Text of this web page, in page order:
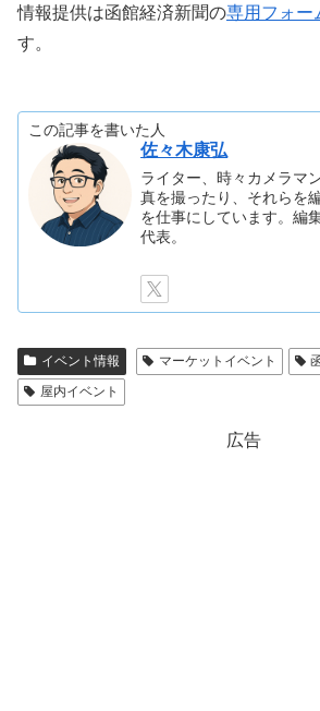
情報提供は函館経済新聞の専用フォー
す。
この記事を書いた人
佐々木康弘
ライター、時々カメラマ
真を撮ったり、それらを
を仕事にしています。編
代表。
イベント情報 マーケットイベント
屋内イベント
広告